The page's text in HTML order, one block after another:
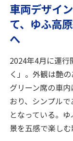
ANA サービス
車両デザイ
て、ゆふ高
へ
2024年4月に運行
く」。外観は艶
グリーン席の車
おり、シンプル
となっている。
景を五感で楽しむ